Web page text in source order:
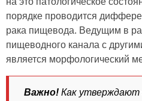
порядке проводится
рака пищевода. Ведущим в
пищеводного канала с
является морфологический
Важно! Как утверждают